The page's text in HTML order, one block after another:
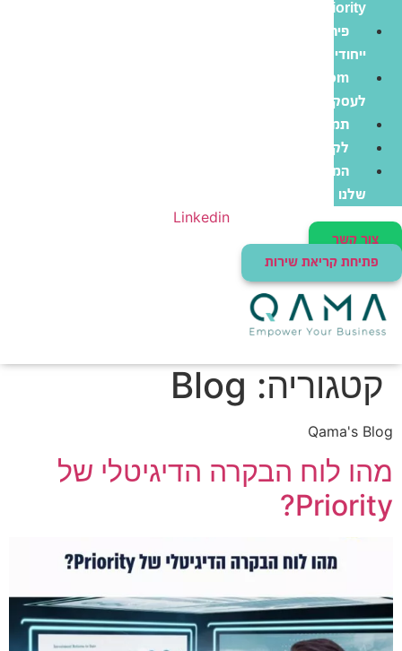
Priority
פיתוח
ייחודי
Zoom
לעסקים
תמיכה
לקוחות
המוצרים
שלנו
Linkedin
צור קשר
פתיחת קריאת שירות
קטגוריה: Blog
Qama's Blog
מהו לוח הבקרה הדיגיטלי של
Priority?